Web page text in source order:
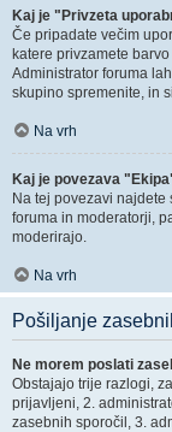
Kaj je "Privzeta
Če pripadate večim
katere privzamete
Administrator foruma
skupino spremenite, in
Na vrh
Kaj je povezava
Na tej povezavi
foruma in moderatorji,
moderirajo.
Na vrh
Pošiljanje
Ne morem poslati
Obstajajo trije razlogi,
prijavljeni, 2.
zasebnih sporočil, 3.